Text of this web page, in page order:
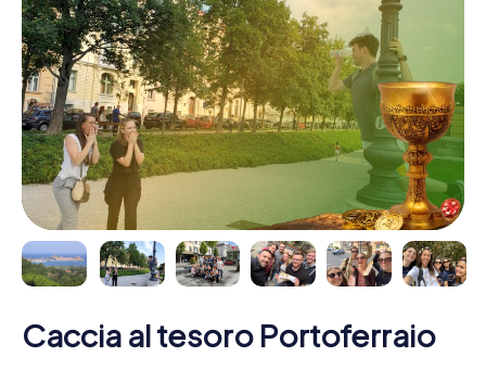
Caccia al tesoro Portoferraio